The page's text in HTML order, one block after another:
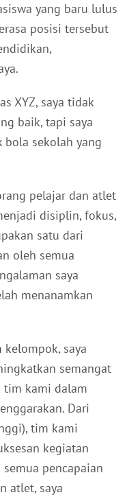
yang baru lulus
posisi tersebut
XYZ, saya tidak
baik, tapi saya
sekolah yang
pelajar dan atlet
disiplin, fokus,
satu dari
oleh semua
saya
menanamkan
saya
semangat
tim kami dalam
Dari
tim kami
kegiatan
pencapaian
atlet, saya